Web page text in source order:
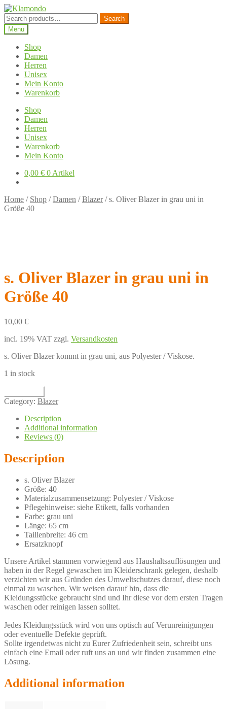
Zur
Navigation
springen
Zum
Inhalt
springen
Search
for:
Search
Menü
Shop
Damen
Herren
Unisex
Mein Konto
Warenkorb
Shop
Damen
Herren
Unisex
Warenkorb
Mein Konto
0,00 € 0 Artikel
Home / Shop /Damen /Blazer/s. Oliver Blazer in grau uni in
Größe 40
s. Oliver Blazer in grau uni in
Größe 40
10,00 €
incl. 19% VAT zzgl. Versandkosten
s. Oliver Blazer kommt in grau uni, aus Polyester / Viskose.
1 in stock
Category: Blazer
Description
Additional information
Reviews (0)
Description
s. Oliver Blazer
Größe: 40
Materialzusammensetzung: Polyester / Viskose
Pflegehinweise: siehe Etikett, falls vorhanden
Farbe: grau uni
Länge: 65 cm
Taillenbreite: 46 cm
Ersatzknopf
Unsere Artikel stammen vorwiegend aus Haushaltsauflösungen und
haben in der Regel gewaschen im Kleiderschrank gelegen, deshalb
verzichten wir aus Gründen des Umweltschutzes darauf, diese noch
einmal zu waschen. Wir weisen darauf hin, dass die
Kleidungsstücke gebraucht sind und Ihr diese vor dem ersten Tragen
waschen oder reinigen lassen solltet.
Jedes Kleidungsstück wird von uns optisch auf Verunreinigungen
oder eventuelle Defekte geprüft.
Sollte irgendetwas nicht zu Eurer Zufriedenheit sein, schreibt uns
einfach eine Email oder ruft uns an und wir finden zusammen eine
Lösung.
Additional information